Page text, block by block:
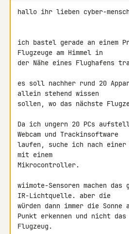
hallo ihr lieben cyber-
ich bastel gerade an einem
Flugzeuge am Himmel in
der Nähe eines Flughafens
es soll nachher rund 20
allein stehend wissen
sollen, wo das nächste
Da ich ungern 20 PCs
Webcam und Trackinsoftware
laufen, suche ich nach einer
mit einem
Mikrocontroller.
wiimote-Sensoren machen
IR-Lichtquelle. aber die
würden dann immer die
Punkt erkennen und nicht das
Flugzeug.